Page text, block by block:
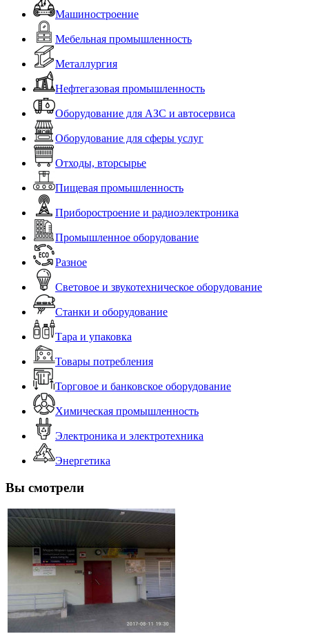
Машиностроение
Мебельная промышленность
Металлургия
Нефтегазовая промышленность
Оборудование для АЗС и автосервиса
Оборудование для сферы услуг
Отходы, вторсырье
Пищевая промышленность
Приборостроение и радиоэлектроника
Промышленное оборудование
Разное
Световое и звукотехническое оборудование
Станки и оборудование
Тара и упаковка
Товары потребления
Торговое и банковское оборудование
Химическая промышленность
Электроника и электротехника
Энергетика
Вы смотрели